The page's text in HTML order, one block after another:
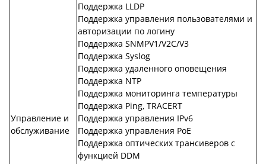
Управление и
обслуживание
Поддержка LLDP
Поддержка управления пользователями и
авторизации по логину
Поддержка SNMPV1/V2C/V3
Поддержка Syslog
Поддержка удаленного оповещения
Поддержка NTP
Поддержка мониторинга температуры
Поддержка Ping, TRACERT
Поддержка управления IPv6
Поддержка управления PoE
Поддержка оптических трансиверов с
функцией DDM